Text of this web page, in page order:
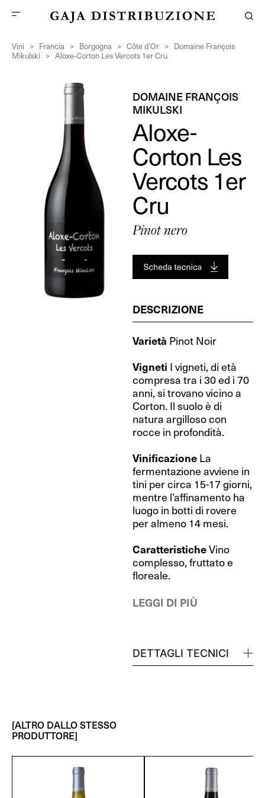
Vini > Francia > Borgogna > Côte d’Or > Domaine François
Mikulski
> Aloxe-Corton Les Vercots 1er Cru
DOMAINE FRANÇOIS
MIKULSKI
Aloxe-
Corton Les
Vercots 1er
Cru
Pinot nero
DESCRIZIONE
Varietà Pinot Noir
Vigneti I vigneti, di età
compresa tra i 30 ed i 70
anni, si trovano vicino a
Corton. Il suolo è di
natura argilloso con
rocce in profondità.
Vinificazione La
fermentazione avviene in
tini per circa 15-17 giorni,
mentre l’affinamento ha
luogo in botti di rovere
per almeno 14 mesi.
CaratteristicheVino
complesso, fruttato e
floreale.
LEGGI DI PIÙ
DETTAGLI TECNICI
[ALTRO DALLO STESSO
PRODUTTORE]